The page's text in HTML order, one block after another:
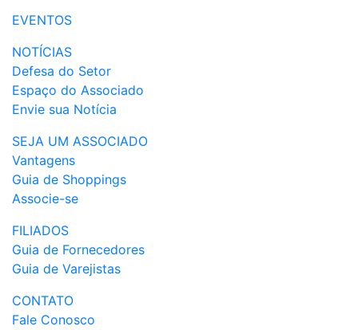
EVENTOS
NOTÍCIAS
Defesa do Setor
Espaço do Associado
Envie sua Notícia
SEJA UM ASSOCIADO
Vantagens
Guia de Shoppings
Associe-se
FILIADOS
Guia de Fornecedores
Guia de Varejistas
CONTATO
Fale Conosco